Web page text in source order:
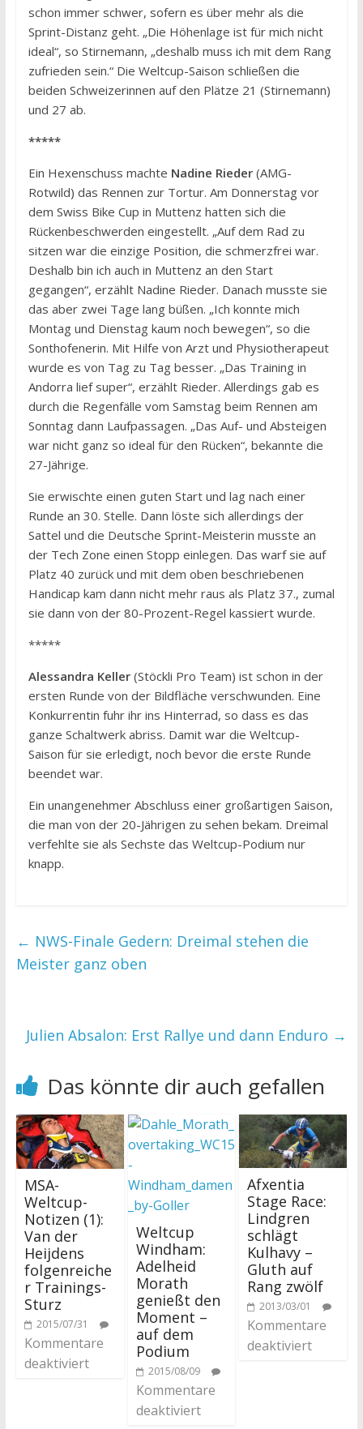
schon immer schwer, sofern es über mehr als die
Sprint-Distanz geht. „Die Höhenlage ist für mich nicht
ideal“, so Stirnemann, „deshalb muss ich mit dem Rang
zufrieden sein.“ Die Weltcup-Saison schließen die
beiden Schweizerinnen auf den Plätze 21 (Stirnemann)
und 27 ab.
*****
Ein Hexenschuss machte Nadine Rieder (AMG-
Rotwild) das Rennen zur Tortur. Am Donnerstag vor
dem Swiss Bike Cup in Muttenz hatten sich die
Rückenbeschwerden eingestellt. „Auf dem Rad zu
sitzen war die einzige Position, die schmerzfrei war.
Deshalb bin ich auch in Muttenz an den Start
gegangen“, erzählt Nadine Rieder. Danach musste sie
das aber zwei Tage lang büßen. „Ich konnte mich
Montag und Dienstag kaum noch bewegen“, so die
Sonthofenerin. Mit Hilfe von Arzt und Physiotherapeut
wurde es von Tag zu Tag besser. „Das Training in
Andorra lief super“, erzählt Rieder. Allerdings gab es
durch die Regenfälle vom Samstag beim Rennen am
Sonntag dann Laufpassagen. „Das Auf- und Absteigen
war nicht ganz so ideal für den Rücken“, bekannte die
27-Jährige.
Sie erwischte einen guten Start und lag nach einer
Runde an 30. Stelle. Dann löste sich allerdings der
Sattel und die Deutsche Sprint-Meisterin musste an
der Tech Zone einen Stopp einlegen. Das warf sie auf
Platz 40 zurück und mit dem oben beschriebenen
Handicap kam dann nicht mehr raus als Platz 37., zumal
sie dann von der 80-Prozent-Regel kassiert wurde.
*****
Alessandra Keller (Stöckli Pro Team) ist schon in der
ersten Runde von der Bildfläche verschwunden. Eine
Konkurrentin fuhr ihr ins Hinterrad, so dass es das
ganze Schaltwerk abriss. Damit war die Weltcup-
Saison für sie erledigt, noch bevor die erste Runde
beendet war.
Ein unangenehmer Abschluss einer großartigen Saison,
die man von der 20-Jährigen zu sehen bekam. Dreimal
verfehlte sie als Sechste das Weltcup-Podium nur
knapp.
← NWS-Finale Gedern: Dreimal stehen die
Meister ganz oben
Julien Absalon: Erst Rallye und dann Enduro →
Das könnte dir auch gefallen
MSA-
Weltcup-
Notizen (1):
Van der
Heijdens
folgenreiche
r Trainings-
Sturz
2015/07/31
Kommentare
deaktiviert
Weltcup
Windham:
Adelheid
Morath
genießt den
Moment –
auf dem
Podium
2015/08/09
Kommentare
deaktiviert
Afxentia
Stage Race:
Lindgren
schlägt
Kulhavy –
Gluth auf
Rang zwölf
2013/03/01
Kommentare
deaktiviert